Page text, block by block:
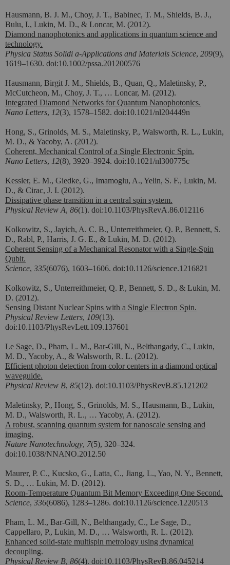
Hausmann, B. J. M., Choy, J. T., Babinec, T. M., Shields, B. J.,
Bulu, I., Lukin, M. D., & Loncar, M. (2012).
Diamond nanophotonics and applications in quantum science and
technology.
Physica Status Solidi a-Applications and Materials Science, 209(9),
1619–1630. doi:10.1002/pssa.201200576
Hausmann, Birgit J. M., Shields, B., Quan, Q., Maletinsky, P.,
McCutcheon, M., Choy, J. T., … Loncar, M. (2012).
Integrated Diamond Networks for Quantum Nanophotonics.
Nano Letters, 12(3), 1578–1582. doi:10.1021/nl204449n
Hong, S., Grinolds, M. S., Maletinsky, P., Walsworth, R. L., Lukin,
M. D., & Yacoby, A. (2012).
Coherent, Mechanical Control of a Single Electronic Spin.
Nano Letters, 12(8), 3920–3924. doi:10.1021/nl300775c
Kessler, E. M., Giedke, G., Imamoglu, A., Yelin, S. F., Lukin, M.
D., & Cirac, J. I. (2012).
Dissipative phase transition in a central spin system.
Physical Review A, 86(1). doi:10.1103/PhysRevA.86.012116
Kolkowitz, S., Jayich, A. C. B., Unterreithmeier, Q. P., Bennett, S.
D., Rabl, P., Harris, J. G. E., & Lukin, M. D. (2012).
Coherent Sensing of a Mechanical Resonator with a Single-Spin
Qubit.
Science, 335(6076), 1603–1606. doi:10.1126/science.1216821
Kolkowitz, S., Unterreithmeier, Q. P., Bennett, S. D., & Lukin, M.
D. (2012).
Sensing Distant Nuclear Spins with a Single Electron Spin.
Physical Review Letters, 109(13).
doi:10.1103/PhysRevLett.109.137601
Le Sage, D., Pham, L. M., Bar-Gill, N., Belthangady, C., Lukin,
M. D., Yacoby, A., & Walsworth, R. L. (2012).
Efficient photon detection from color centers in a diamond optical
waveguide.
Physical Review B, 85(12). doi:10.1103/PhysRevB.85.121202
Maletinsky, P., Hong, S., Grinolds, M. S., Hausmann, B., Lukin,
M. D., Walsworth, R. L., … Yacoby, A. (2012).
A robust, scanning quantum system for nanoscale sensing and
imaging.
Nature Nanotechnology, 7(5), 320–324.
doi:10.1038/NNANO.2012.50
Maurer, P. C., Kucsko, G., Latta, C., Jiang, L., Yao, N. Y., Bennett,
S. D., … Lukin, M. D. (2012).
Room-Temperature Quantum Bit Memory Exceeding One Second.
Science, 336(6086), 1283–1286. doi:10.1126/science.1220513
Pham, L. M., Bar-Gill, N., Belthangady, C., Le Sage, D.,
Cappellaro, P., Lukin, M. D., … Walsworth, R. L. (2012).
Enhanced solid-state multispin metrology using dynamical
decoupling.
Physical Review B, 86(4). doi:10.1103/PhysRevB.86.045214